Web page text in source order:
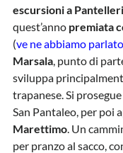
escursioni a
quest’annopremiata
(ve ne abbiamo
Marsala, punto di
sviluppa
trapanese. Si
San Pantaleo, per poi
Marettimo. Un
per pranzo al sacco,